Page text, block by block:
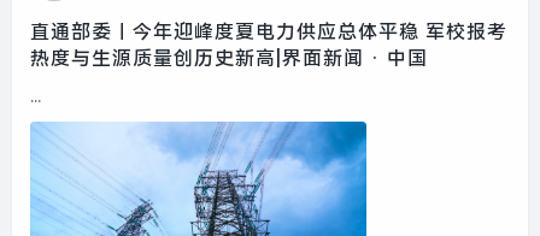
直通部委｜今年迎峰度夏电力供应总体平稳 军校报考
热度与生源质量创历史新高|界面新闻 · 中国
...